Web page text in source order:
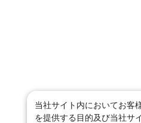
当社サイト内においてお客
を提供する目的及び当社サ